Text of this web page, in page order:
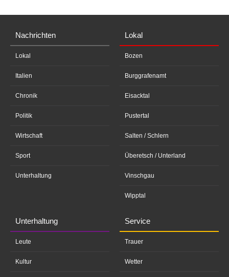
Nachrichten
Lokal
Italien
Chronik
Politik
Wirtschaft
Sport
Unterhaltung
Lokal
Bozen
Burggrafenamt
Eisacktal
Pustertal
Salten / Schlern
Überetsch / Unterland
Vinschgau
Wipptal
Unterhaltung
Leute
Kultur
Service
Trauer
Wetter